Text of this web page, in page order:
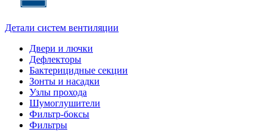
Детали систем вентиляции
Двери и лючки
Дефлекторы
Бактерицидные секции
Зонты и насадки
Узлы прохода
Шумоглушители
Фильтр-боксы
Фильтры